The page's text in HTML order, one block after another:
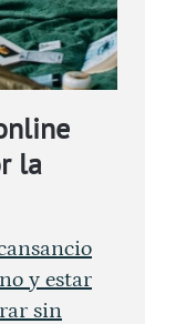
la
y estar
sin